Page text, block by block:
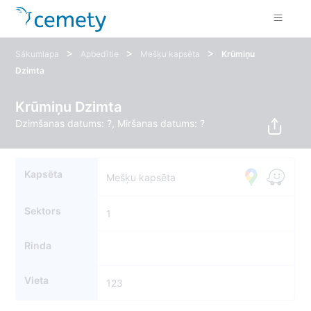
Sākumlapa > Apbedītie > Mešķu kapsēta >
Krūmiņu
Dzimta
Krūmiņu Dzimta
Dzimšanas datums: ?, Miršanas datums: ?
Kapsēta Mešķu kapsēta
Sektors 1
Rinda
Vieta 123